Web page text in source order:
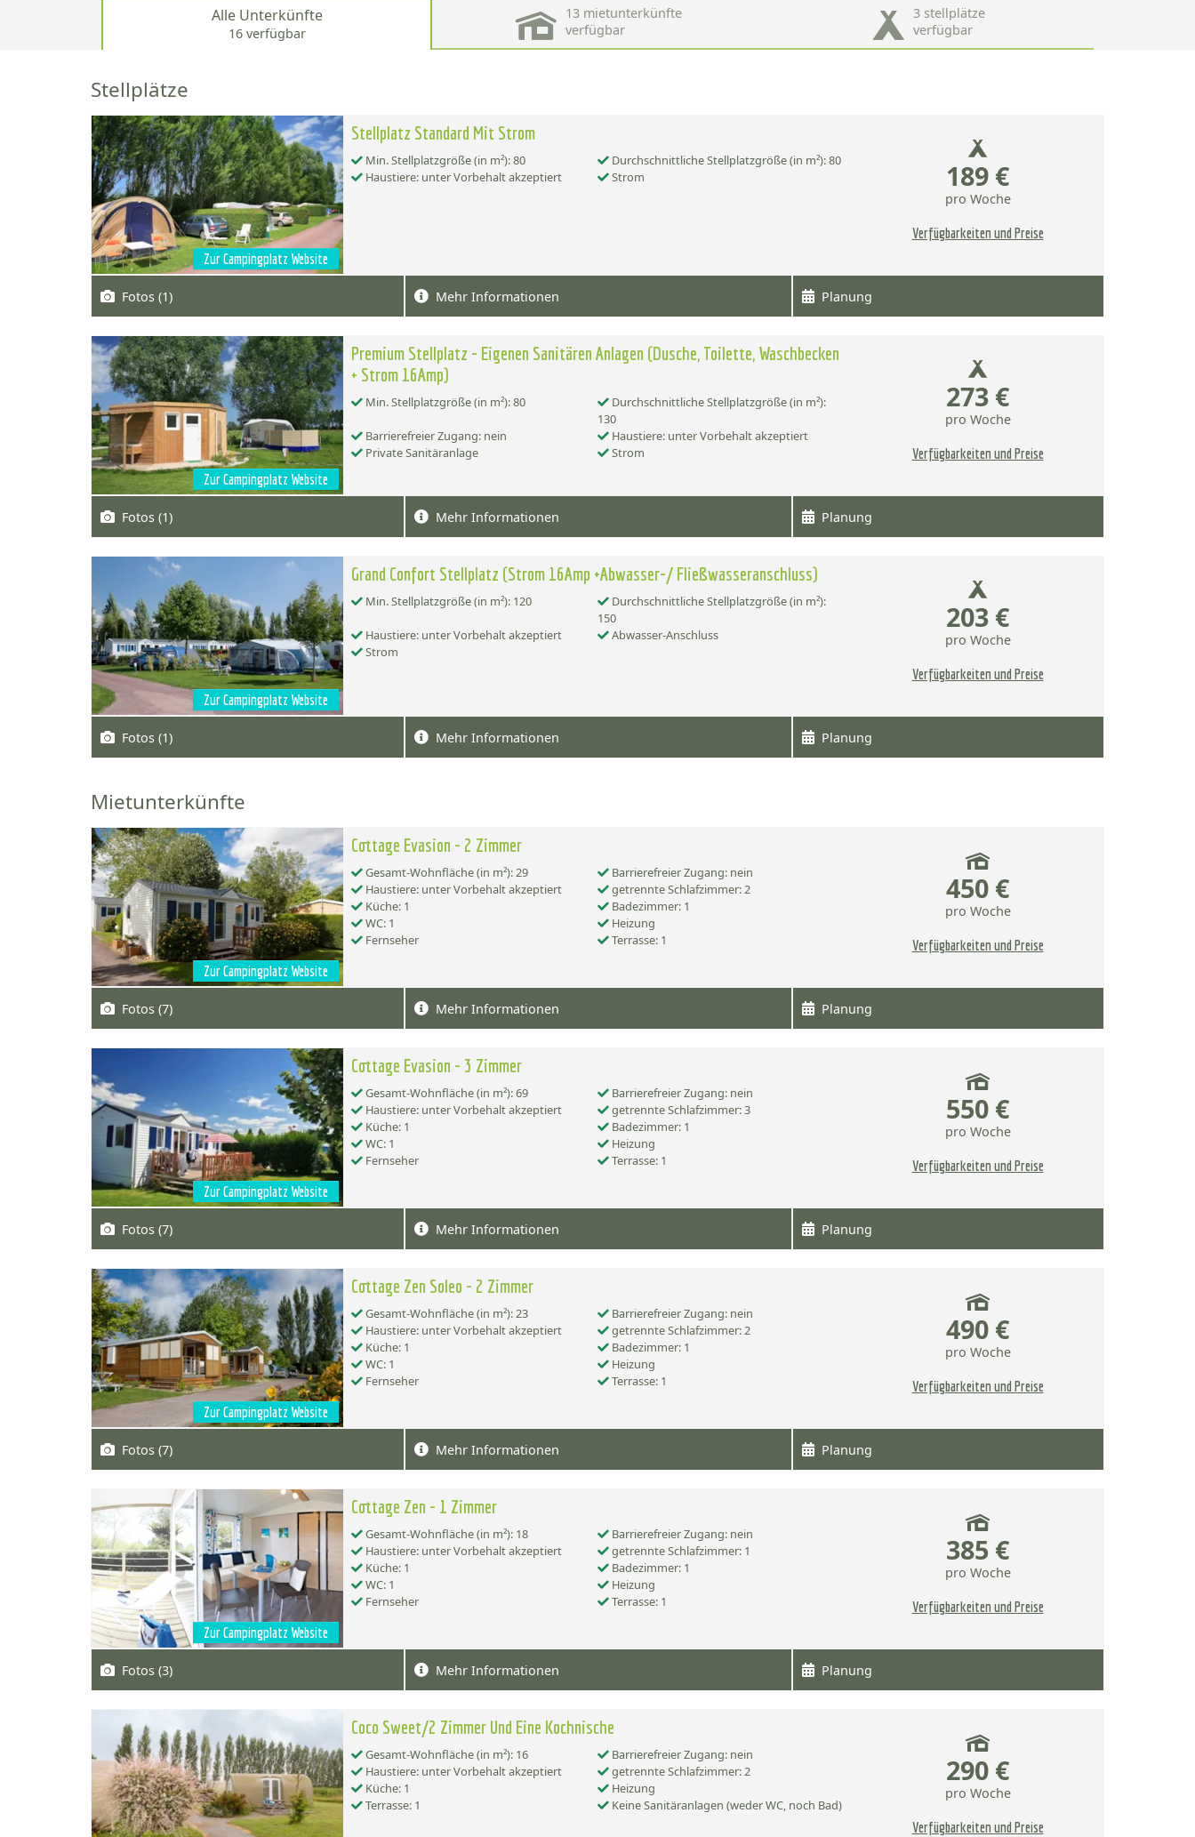
Alle Unterkünfte
16 verfügbar
13 mietunterkünfte
verfügbar
3 stellplätze
verfügbar
Stellplätze
Zur Campingplatz Website
Stellplatz Standard Mit Strom
Min. Stellplatzgröße (in m²): 80
Durchschnittliche Stellplatzgröße (in m²): 80
Haustiere: unter Vorbehalt akzeptiert
Strom 189 €
pro Woche
Verfügbarkeiten und Preise
Fotos (1) Mehr Informationen Planung
Zur Campingplatz Website
Premium Stellplatz - Eigenen Sanitären Anlagen (Dusche, Toilette, Waschbecken
+ Strom 16Amp)
Min. Stellplatzgröße (in m²): 80
Durchschnittliche Stellplatzgröße (in m²):
130
Barrierefreier Zugang: nein
Haustiere: unter Vorbehalt akzeptiert
Private Sanitäranlage
Strom
273 €
pro Woche
Verfügbarkeiten und Preise
Fotos (1) Mehr Informationen Planung
Zur Campingplatz Website
Grand Confort Stellplatz (Strom 16Amp +Abwasser-/ Fließwasseranschluss)
Min. Stellplatzgröße (in m²): 120
Durchschnittliche Stellplatzgröße (in m²):
150
Haustiere: unter Vorbehalt akzeptiert
Abwasser-Anschluss
Strom
203 €
pro Woche
Verfügbarkeiten und Preise
Fotos (1) Mehr Informationen Planung
Mietunterkünfte
Zur Campingplatz Website
Cottage Evasion - 2 Zimmer
Gesamt-Wohnfläche (in m²): 29
Barrierefreier Zugang: nein
Haustiere: unter Vorbehalt akzeptiert
getrennte Schlafzimmer: 2
Küche: 1
Badezimmer: 1
WC: 1
Heizung
Fernseher
Terrasse: 1
450 €
pro Woche
Verfügbarkeiten und Preise
Fotos (7) Mehr Informationen Planung
Zur Campingplatz Website
Cottage Evasion - 3 Zimmer
Gesamt-Wohnfläche (in m²): 69
Barrierefreier Zugang: nein
Haustiere: unter Vorbehalt akzeptiert
getrennte Schlafzimmer: 3
Küche: 1
Badezimmer: 1
WC: 1
Heizung
Fernseher
Terrasse: 1
550 €
pro Woche
Verfügbarkeiten und Preise
Fotos (7) Mehr Informationen Planung
Zur Campingplatz Website
Cottage Zen Soleo - 2 Zimmer
Gesamt-Wohnfläche (in m²): 23
Barrierefreier Zugang: nein
Haustiere: unter Vorbehalt akzeptiert
getrennte Schlafzimmer: 2
Küche: 1
Badezimmer: 1
WC: 1
Heizung
Fernseher
Terrasse: 1
490 €
pro Woche
Verfügbarkeiten und Preise
Fotos (7) Mehr Informationen Planung
Zur Campingplatz Website
Cottage Zen - 1 Zimmer
Gesamt-Wohnfläche (in m²): 18
Barrierefreier Zugang: nein
Haustiere: unter Vorbehalt akzeptiert
getrennte Schlafzimmer: 1
Küche: 1
Badezimmer: 1
WC: 1
Heizung
Fernseher
Terrasse: 1
385 €
pro Woche
Verfügbarkeiten und Preise
Fotos (3) Mehr Informationen Planung
Coco Sweet/2 Zimmer Und Eine Kochnische
Gesamt-Wohnfläche (in m²): 16
Barrierefreier Zugang: nein
Haustiere: unter Vorbehalt akzeptiert
getrennte Schlafzimmer: 2
Küche: 1
Heizung
Terrasse: 1
Keine Sanitäranlagen (weder WC, noch Bad)
290 €
pro Woche
Verfügbarkeiten und Preise